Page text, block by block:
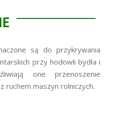
są do przykrywania
przy hodowli bydła i
one przenoszenie
ruchem maszyn rolniczych.